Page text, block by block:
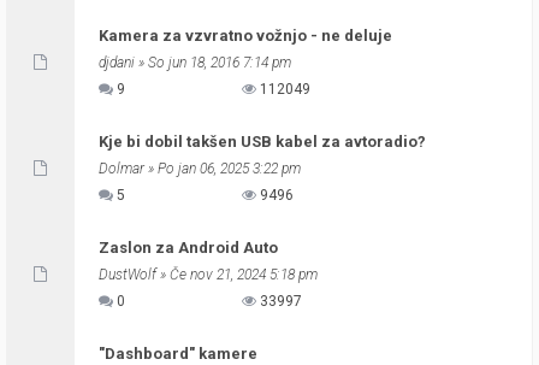
Kamera za vzvratno vožnjo - ne deluje
djdani » So jun 18, 2016 7:14 pm
9
112049
Kje bi dobil takšen USB kabel za avtoradio?
Dolmar» Po jan 06, 2025 3:22 pm
5
9496
Zaslon za Android Auto
DustWolf » Če nov 21, 2024 5:18 pm
0
33997
"Dashboard" kamere